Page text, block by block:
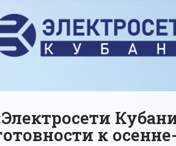
к